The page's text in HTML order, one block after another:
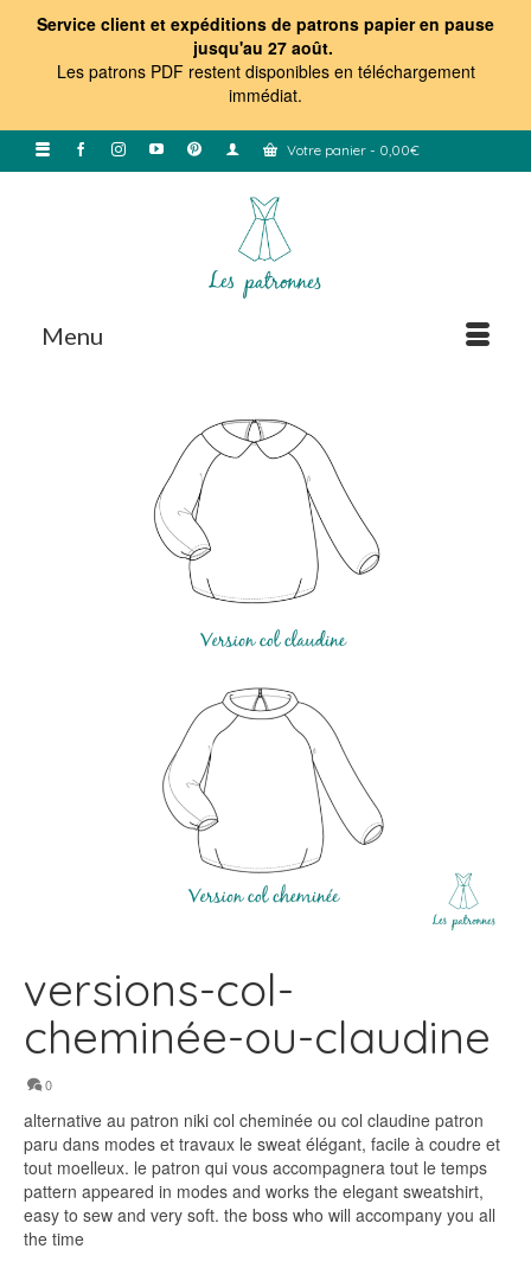
Service client et expéditions de patrons papier en pause
jusqu'au 27 août.
Les patrons PDF restent disponibles en téléchargement
immédiat.
Votre panier - 0,00€
Menu
versions-col-
cheminée-ou-claudine
0
alternative au patron niki col cheminée ou col claudine patron
paru dans modes et travaux le sweat élégant, facile à coudre et
tout moelleux. le patron qui vous accompagnera tout le temps
pattern appeared in modes and works the elegant sweatshirt,
easy to sew and very soft. the boss who will accompany you all
the time